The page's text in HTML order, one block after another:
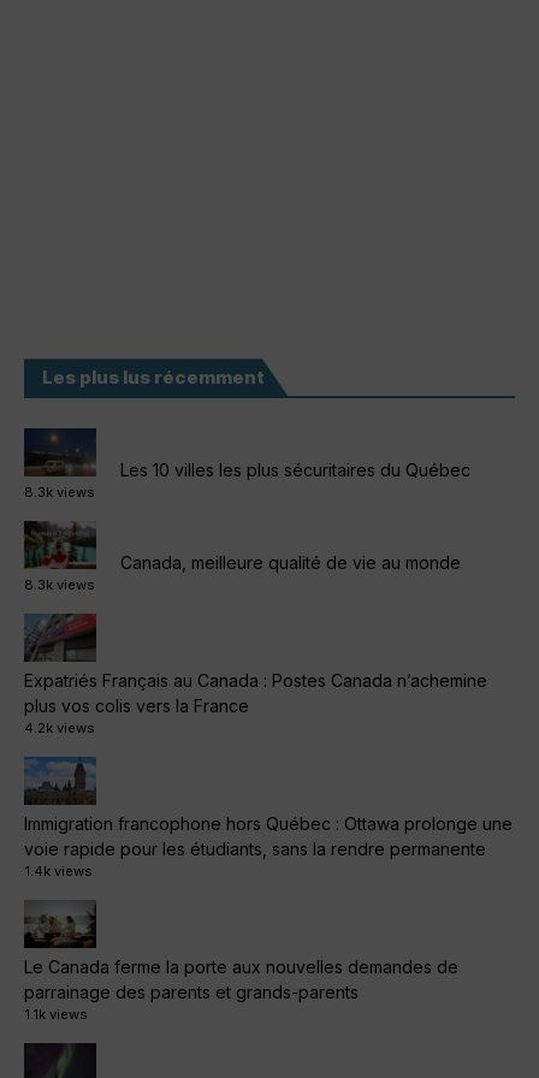
Les plus lus récemment
Les 10 villes les plus sécuritaires du Québec
8.3k views
Canada, meilleure qualité de vie au monde
8.3k views
Expatriés Français au Canada : Postes Canada n’achemine
plus vos colis vers la France
4.2k views
Immigration francophone hors Québec : Ottawa prolonge une
voie rapide pour les étudiants, sans la rendre permanente
1.4k views
Le Canada ferme la porte aux nouvelles demandes de
parrainage des parents et grands-parents
1.1k views